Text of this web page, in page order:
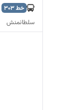
خط303
سلطانمنش